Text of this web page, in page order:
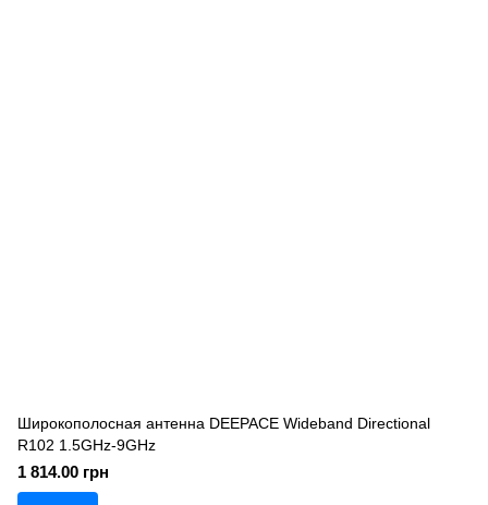
Широкополосная антенна DEEPACE Wideband Directional
R102 1.5GHz-9GHz
1 814.00 грн